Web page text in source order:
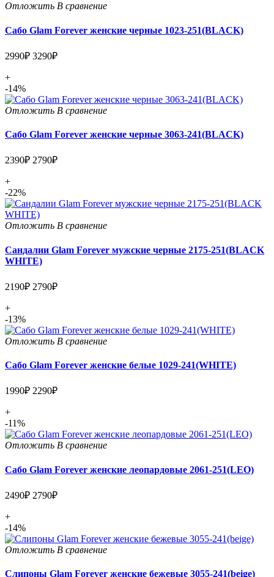
Отложить В сравнение
Сабо Glam Forever женские черные 1023-251(BLACK)
2990₽ 3290₽
+
-14%
Отложить В сравнение
Сабо Glam Forever женские черные 3063-241(BLACK)
2390₽ 2790₽
+
-22%
Отложить В сравнение
Сандалии Glam Forever мужские черные 2175-251(BLACK
WHITE)
2190₽ 2790₽
+
-13%
Отложить В сравнение
Сабо Glam Forever женские белые 1029-241(WHITE)
1990₽ 2290₽
+
-11%
Отложить В сравнение
Сабо Glam Forever женские леопардовые 2061-251(LEO)
2490₽ 2790₽
+
-14%
Отложить В сравнение
Слипоны Glam Forever женские бежевые 3055-241(beige)